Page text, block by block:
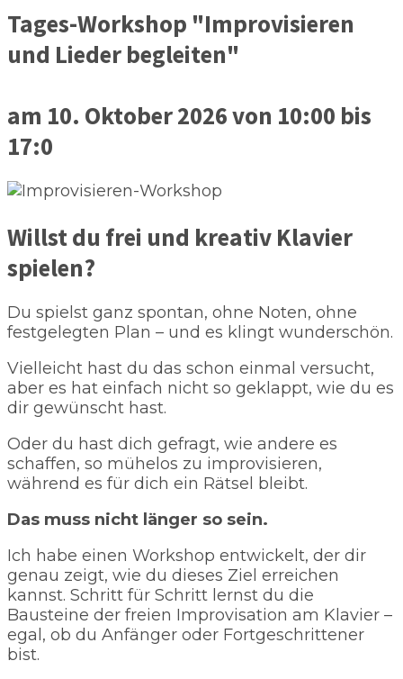
Tages-Workshop "Improvisieren
und Lieder begleiten"
am 10. Oktober 2026 von 10:00 bis
17:0
Willst du frei und kreativ Klavier
spielen?
Du spielst ganz spontan, ohne Noten, ohne
festgelegten Plan – und es klingt wunderschön.
Vielleicht hast du das schon einmal versucht,
aber es hat einfach nicht so geklappt, wie du es
dir gewünscht hast.
Oder du hast dich gefragt, wie andere es
schaffen, so mühelos zu improvisieren,
während es für dich ein Rätsel bleibt.
Das muss nicht länger so sein.
Ich habe einen Workshop entwickelt, der dir
genau zeigt, wie du dieses Ziel erreichen
kannst. Schritt für Schritt lernst du die
Bausteine der freien Improvisation am Klavier –
egal, ob du Anfänger oder Fortgeschrittener
bist.